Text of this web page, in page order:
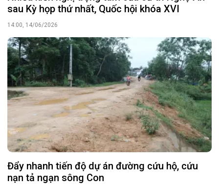
sau Kỳ họp thứ nhất, Quốc hội khóa XVI
14:00, 14/06/2026
Đẩy nhanh tiến độ dự án đường cứu hộ, cứu
nạn tả ngạn sông Con